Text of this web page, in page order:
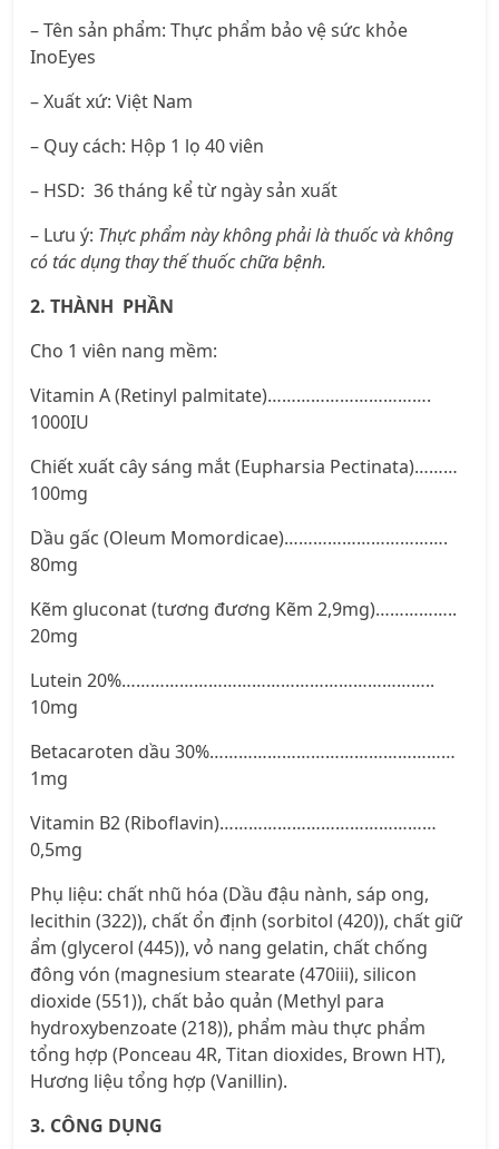
– Tên sản phẩm: Thực phẩm bảo vệ sức khỏe
InoEyes
– Xuất xứ: Việt Nam
– Quy cách: Hộp 1 lọ 40 viên
– HSD: 36 tháng kể từ ngày sản xuất
– Lưu ý: Thực phẩm này không phải là thuốc và không
có tác dụng thay thế thuốc chữa bệnh.
2. THÀNH PHẦN
Cho 1 viên nang mềm:
Vitamin A (Retinyl palmitate)…………………………….
1000IU
Chiết xuất cây sáng mắt (Eupharsia Pectinata)………
100mg
Dầu gấc (Oleum Momordicae)…………………………….
80mg
Kẽm gluconat (tương đương Kẽm 2,9mg)……………..
20mg
Lutein 20%………………………………………………………..
10mg
Betacaroten dầu 30%……………………………………………
1mg
Vitamin B2 (Riboflavin)………………………………………
0,5mg
Phụ liệu: chất nhũ hóa (Dầu đậu nành, sáp ong,
lecithin (322)), chất ổn định (sorbitol (420)), chất giữ
ẩm (glycerol (445)), vỏ nang gelatin, chất chống
đông vón (magnesium stearate (470iii), silicon
dioxide (551)), chất bảo quản (Methyl para
hydroxybenzoate (218)), phẩm màu thực phẩm
tổng hợp (Ponceau 4R, Titan dioxides, Brown HT),
Hương liệu tổng hợp (Vanillin).
3. CÔNG DỤNG